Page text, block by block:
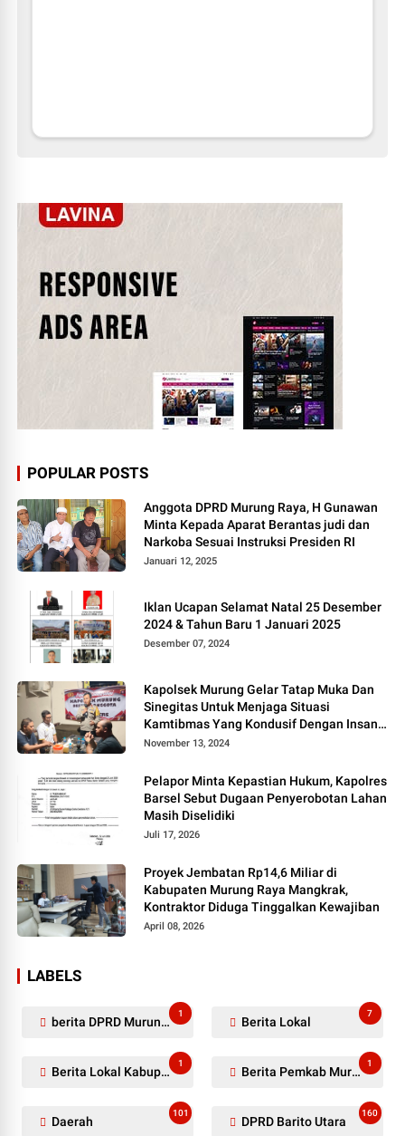
POPULAR POSTS
Anggota DPRD Murung Raya, H Gunawan
Minta Kepada Aparat Berantas judi dan
Narkoba Sesuai Instruksi Presiden RI
Januari 12, 2025
Iklan Ucapan Selamat Natal 25 Desember
2024 & Tahun Baru 1 Januari 2025
Desember 07, 2024
Kapolsek Murung Gelar Tatap Muka Dan
Sinegitas Untuk Menjaga Situasi
Kamtibmas Yang Kondusif Dengan Insan
Pers
November 13, 2024
Pelapor Minta Kepastian Hukum, Kapolres
Barsel Sebut Dugaan Penyerobotan Lahan
Masih Diselidiki
Juli 17, 2026
Proyek Jembatan Rp14,6 Miliar di
Kabupaten Murung Raya Mangkrak,
Kontraktor Diduga Tinggalkan Kewajiban
April 08, 2026
LABELS
berita DPRD Murung Raya
1
Berita Lokal
7
Berita Lokal Kabupaten Barito Utara
1
Berita Pemkab Murung Raya
1
Daerah
101
DPRD Barito Utara
160